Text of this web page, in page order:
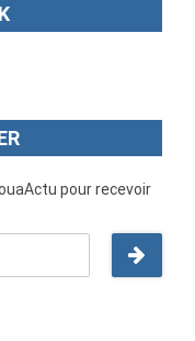
pour recevoir